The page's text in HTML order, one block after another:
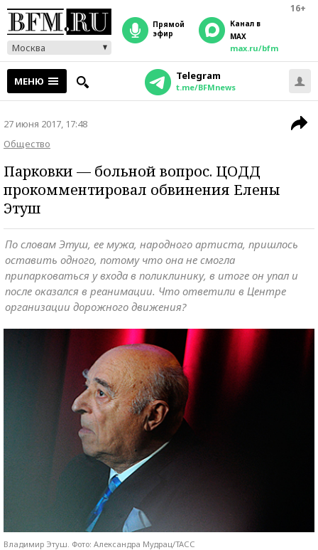
16+
Москва
прямой
эфир
Канал в
MAX
max.ru/bfm
МЕНЮ Telegram
t.me/BFMnews
27 июня 2017, 17:48
Общество
Парковки — больной вопрос. ЦОДД
прокомментировал обвинения Елены
Этуш
По словам Этуш, ее мужа, народного артиста, пришлось
оставить одного, потому что она не смогла
припарковаться у входа в поликлинику, в итоге он упал и
после оказался в реанимации. Что ответили в Центре
организации дорожного движения?
Владимир Этуш. Фото: Александра Мудрац/ТАСС